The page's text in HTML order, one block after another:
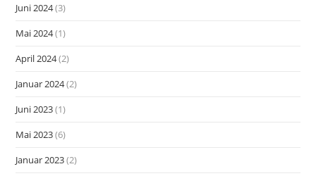
Juni 2024(3)
Mai 2024(1)
April 2024(2)
Januar 2024(2)
Juni 2023(1)
Mai 2023(6)
Januar 2023(2)